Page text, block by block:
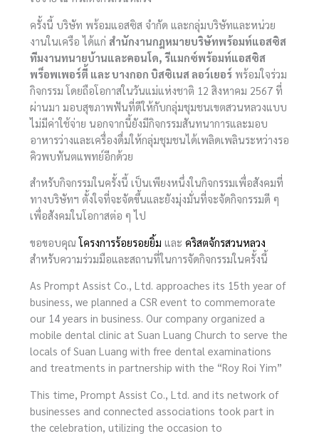
ครั้งนี้ บริษัท พร้อมแอสซิส จำกัด และกลุ่มบริษัทและหน่วย
งานในเครือ ได้แก่ สำนักงานกฎหมายบริษัทพร้อมท์แอสซิส
ทีมงานทนายบ้านและคอนโด, รีแมกซ์พร้อมท์แอสซิส
พร็อพเพอร์ตี้ และ บางกอก บิสซิเนส ลอว์เยอร์พร้อมใจร่วม
กิจกรรม โดยถือโอกาสในวันแม่แห่งชาติ 12 สิงหาคม 2567 ที่
ผ่านมา มอบสุขภาพฟันที่ดีให้กับกลุ่มชุมชนเขตสวนหลวงแบบ
ไม่มีค่าใช้จ่าย นอกจากนี้ยังมีกิจกรรมสันทนาการและมอบ
อาหารว่างและเครื่องดื่มให้กลุ่มชุมชนได้เพลิดเพลินระหว่างรอ
คิวพบทันตแพทย์อีกด้วย
สำหรับกิจกรรมในครั้งนี้ เป็นเพียงหนึ่งในกิจกรรมเพื่อสังคมที่
ทางบริษัทฯ ตั้งใจที่จะจัดขึ้นและยังมุ่งมั่นที่จะจัดกิจกรรมดี ๆ
เพื่อสังคมในโอกาสต่อ ๆ ไป
ขอขอบคุณโครงการร้อยรอยยิ้ม และ คริสตจักรสวนหลวง
สำหรับความร่วมมือและสถานที่ในการจัดกิจกรรมในครั้งนี้
As Prompt Assist Co., Ltd. approaches its 15th year of
business, we planned a CSR event to commemorate
our 14 years in business. Our company organized a
mobile dental clinic at Suan Luang Church to serve the
locals of Suan Luang with free dental examinations
and treatments in partnership with the “Roy Roi Yim”
This time, Prompt Assist Co., Ltd. and its network of
businesses and connected associations took part in
the celebration, utilizing the occasion to